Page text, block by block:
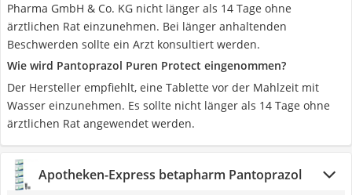
Pharma GmbH & Co. KG nicht länger als 14 Tage ohne
ärztlichen Rat einzunehmen. Bei länger anhaltenden
Beschwerden sollte ein Arzt konsultiert werden.
Wie wird Pantoprazol Puren Protect eingenommen?
Der Hersteller empfiehlt, eine Tablette vor der Mahlzeit mit
Wasser einzunehmen. Es sollte nicht länger als 14 Tage ohne
ärztlichen Rat angewendet werden.
Apotheken-Express betapharm Pantoprazol